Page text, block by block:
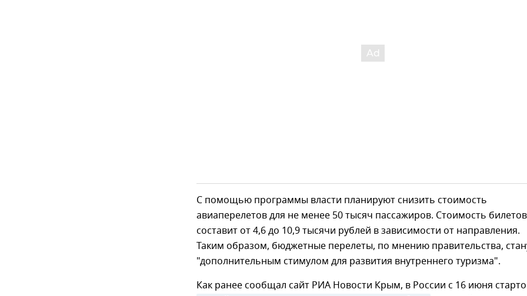
С помощью программы власти планируют снизить стоимость
авиаперелетов для не менее 50 тысяч пассажиров. Стоимость билетов
составит от 4,6 до 10,9 тысячи рублей в зависимости от направления.
Таким образом, бюджетные перелеты, по мнению правительства,
"дополнительным стимулом для развития внутреннего туризма".
Как ранее сообщал сайт РИА Новости Крым, в России с 16 июня